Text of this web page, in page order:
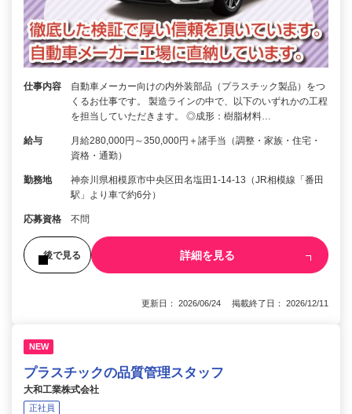
仕事内容
自動車メーカー向けの内外装部品（プラスチック製品）をつ
くるお仕事です。 製造ラインの中で、以下のいずれかの工程
を担当していただきます。 ◎成形：樹脂材料…
給与
月給280,000円～350,000円＋諸手当（調整・家族・住宅・
資格・通勤）
勤務地
神奈川県相模原市中央区田名塩田1-14-13（JR相模線「番田
駅」より車で約6分）
応募資格 不問
後で見る 詳細を見る
更新日： 2026/06/24 掲載終了日： 2026/12/11
NEW
プラスチックの品質管理スタッフ
大和工業株式会社
正社員